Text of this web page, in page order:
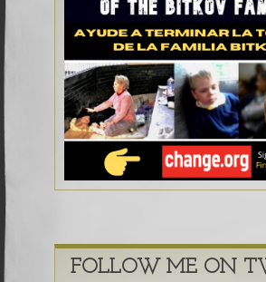
FOLLOW ME ON